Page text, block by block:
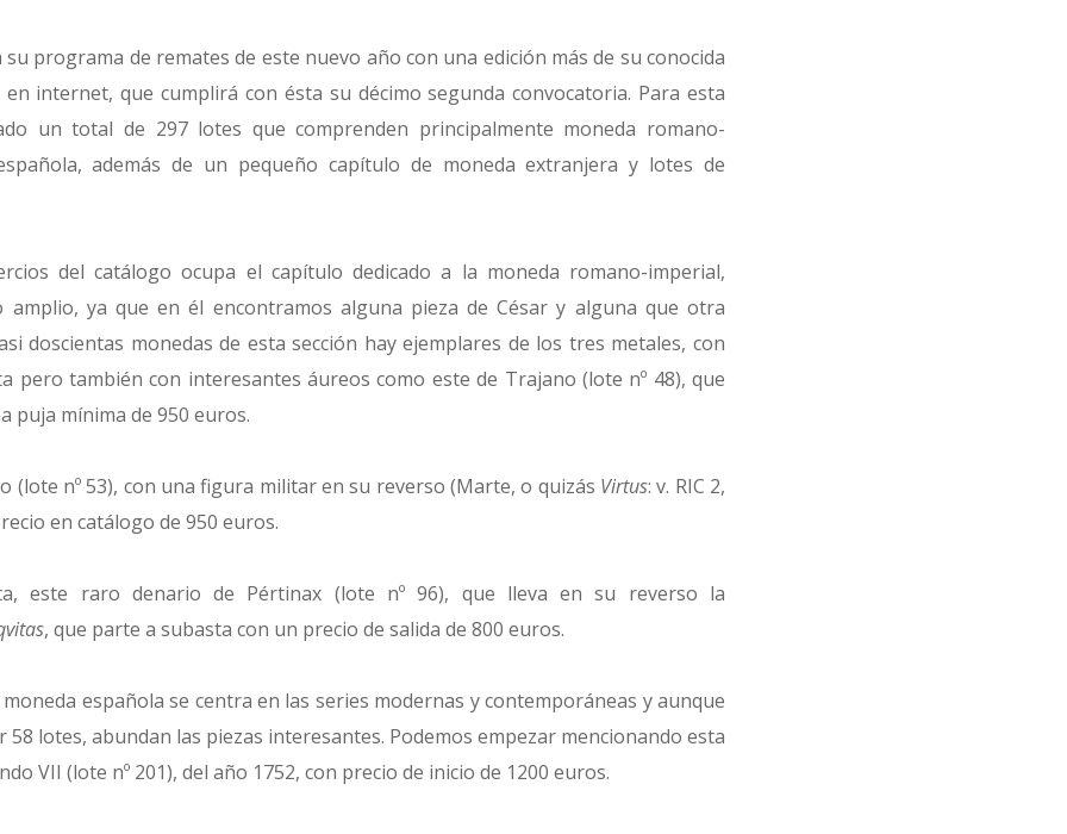
su programa de remates de este nuevo año con una edición más de su conocida
internet, que cumplirá con ésta su décimo segunda convocatoria. Para esta
un total de 297 lotes que comprenden principalmente moneda romano-
además de un pequeño capítulo de moneda extranjera y lotes de
del catálogo ocupa el capítulo dedicado a la moneda romano-imperial,
amplio, ya que en él encontramos alguna pieza de César y alguna que otra
doscientas monedas de esta sección hay ejemplares de los tres metales, con
pero también con interesantes áureos como este de Trajano (lote nº 48), que
puja mínima de 950 euros.
(lote nº 53), con una figura militar en su reverso (Marte, o quizás Virtus: v. RIC 2,
en catálogo de 950 euros.
este raro denario de Pértinax (lote nº 96), que lleva en su reverso la
, que parte a subasta con un precio de salida de 800 euros.
española se centra en las series modernas y contemporáneas y aunque
lotes, abundan las piezas interesantes. Podemos empezar mencionando esta
VII (lote nº 201), del año 1752, con precio de inicio de 1200 euros.